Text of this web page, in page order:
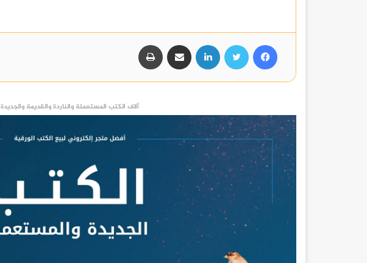
آلاف الكتب المستعملة والناردة والقديمة والجديدة